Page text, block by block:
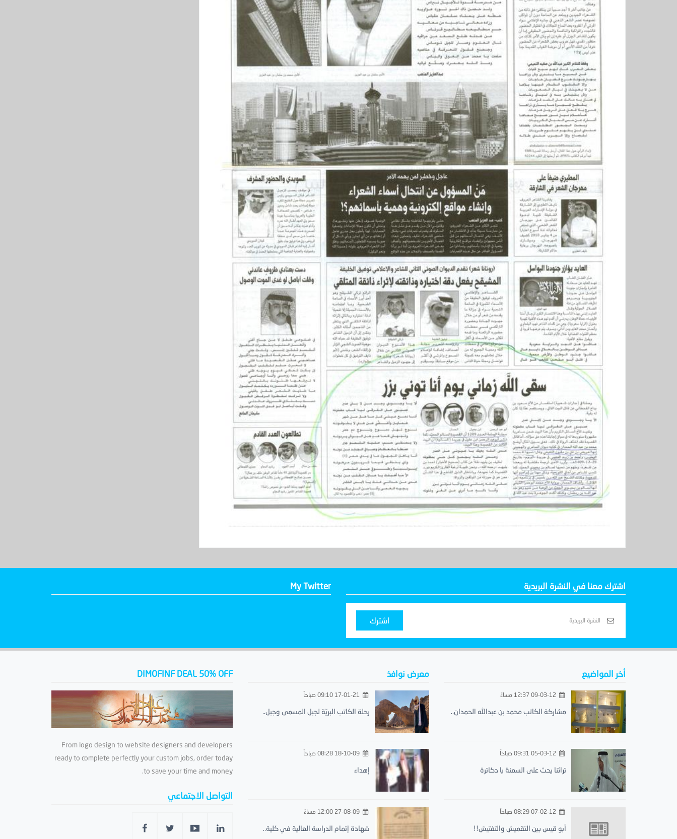
اشترك معنا في النشرة البريدية
اشترك
My Twitter
أخر المواضيع
مشاركة الكاتب محمد بن عبدالله الحمدان..
تراثنا يحث على السمنة يا دكاترة
أبو قيس بين التقميش والتفتيش!!
معرض نوافذ
رحلة الكاتب البريّة لجبل المسمى وجبل..
إهداء
شهادة إتمام الدراسة العالية في كلية..
DIMOFINF DEAL 50% OFF
From logo design to website designers and developers
ready to complete perfectly your custom jobs, order today
to save your time and money.
التواصل الاجتماعي